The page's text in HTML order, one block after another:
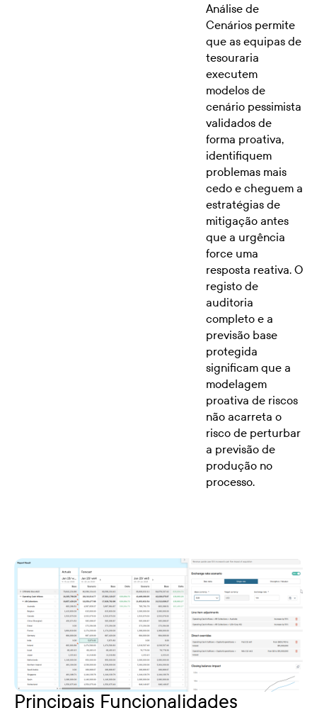
Análise de
Cenários permite
que as equipas de
tesouraria
executem
modelos de
cenário pessimista
validados de
forma proativa,
identifiquem
problemas mais
cedo e cheguem a
estratégias de
mitigação antes
que a urgência
force uma
resposta reativa. O
registo de
auditoria
completo e a
previsão base
protegida
significam que a
modelagem
proativa de riscos
não acarreta o
risco de perturbar
a previsão de
produção no
processo.
Principais Funcionalidades